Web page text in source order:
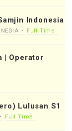
Indonesia
Full Time
| Operator
Lulusan S1
Full Time